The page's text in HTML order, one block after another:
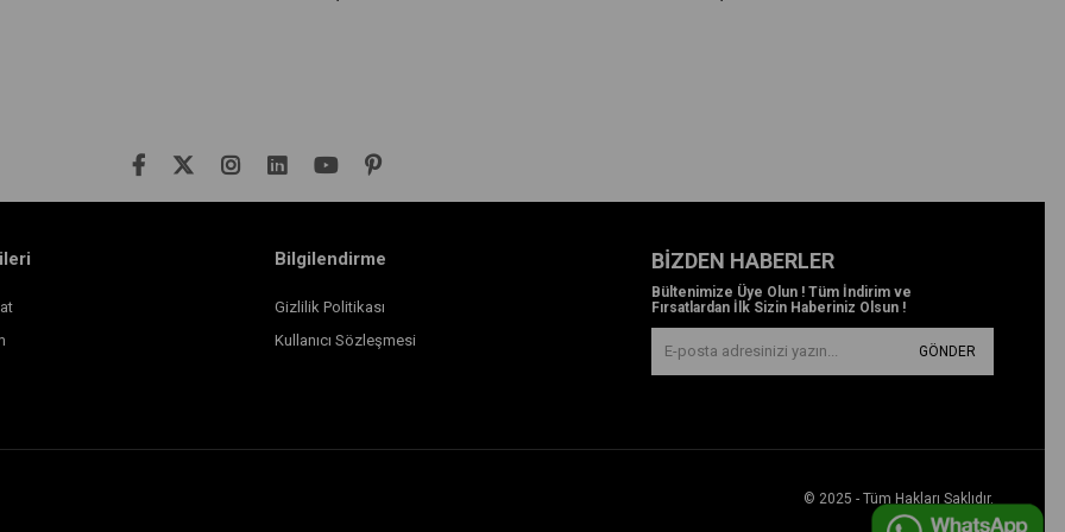
Bilgilendirme
Gizlilik Politikası
Kullanıcı Sözleşmesi
BIZDEN HABERLER
Bültenimize Üye Olun ! Tüm İndirim ve
Fırsatlardan İlk Sizin Haberiniz Olsun !
GÖNDER
© 2025 - Tüm Hakları Saklıdır.